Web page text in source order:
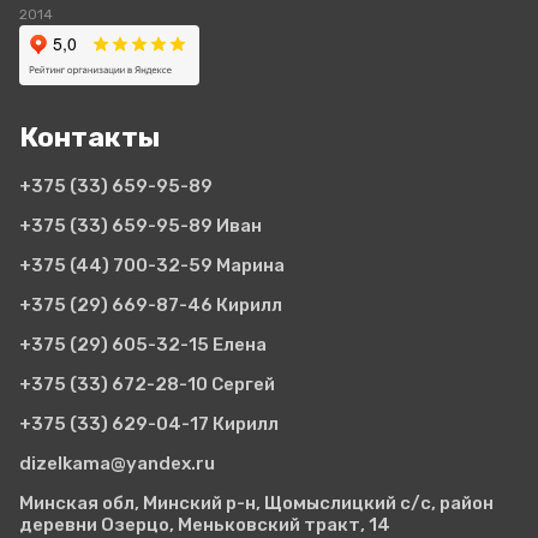
2014
Контакты
+375 (33) 659-95-89
+375 (33) 659-95-89 Иван
+375 (44) 700-32-59 Марина
+375 (29) 669-87-46 Кирилл
+375 (29) 605-32-15 Елена
+375 (33) 672-28-10 Сергей
+375 (33) 629-04-17 Кирилл
dizelkama@yandex.ru
Минская обл, Минский р-н, Щомыслицкий с/с, район
деревни Озерцо, Меньковский тракт, 14